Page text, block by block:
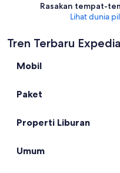
Rasakan tempat-
Lihat dunia
Tren Terbaru Expedia
Mobil
Paket
Properti Liburan
Umum